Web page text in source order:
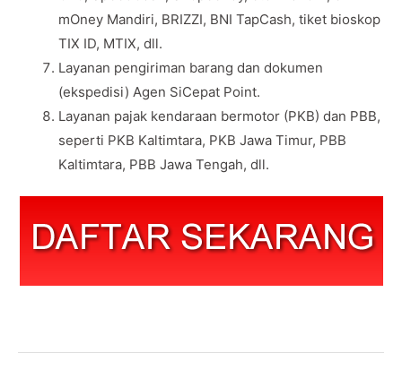
mOney Mandiri, BRIZZI, BNI TapCash, tiket bioskop
TIX ID, MTIX, dll.
Layanan pengiriman barang dan dokumen
(ekspedisi) Agen SiCepat Point.
Layanan pajak kendaraan bermotor (PKB) dan PBB,
seperti PKB Kaltimtara, PKB Jawa Timur, PBB
Kaltimtara, PBB Jawa Tengah, dll.